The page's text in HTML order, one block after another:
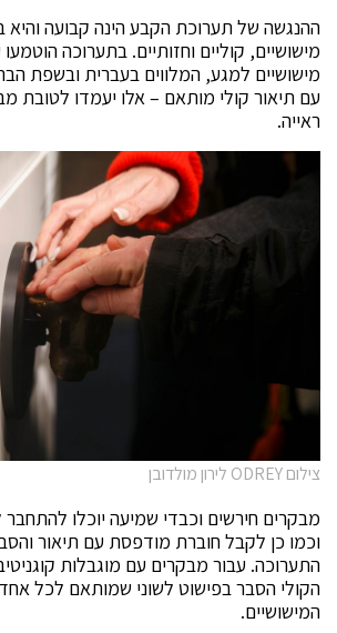
ההנגשה של תערוכת הקבע הינה קבועה והיא
מישושיים, קוליים וחזותיים. בתערוכה
מישושיים למגע, המלווים בעברית ובשפת
עם תיאור קולי מותאם – אלו יעמדו לטובת
ראייה.
צילום ODREY לירון מולדובן
מבקרים חירשים וכבדי שמיעה יוכלו
וכמו כן לקבל חוברת מודפסת עם תיאור
התערוכה. עבור מבקרים עם מוגבלות
הקולי הסבר בפישוט לשוני שמותאם לכל
המישושיים.